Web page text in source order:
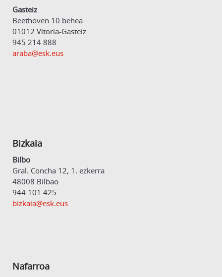
Gasteiz
Beethoven 10 behea
01012 Vitoria-Gasteiz
945 214 888
araba@esk.eus
Bizkaia
Bilbo
Gral. Concha 12, 1. ezkerra
48008 Bilbao
944 101 425
bizkaia@esk.eus
Nafarroa